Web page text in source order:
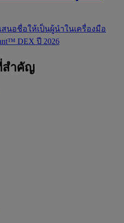
สนอชื่อให้เป็นผู้นำในเครื่องมือ
DEX ปี 2026
สำคัญ